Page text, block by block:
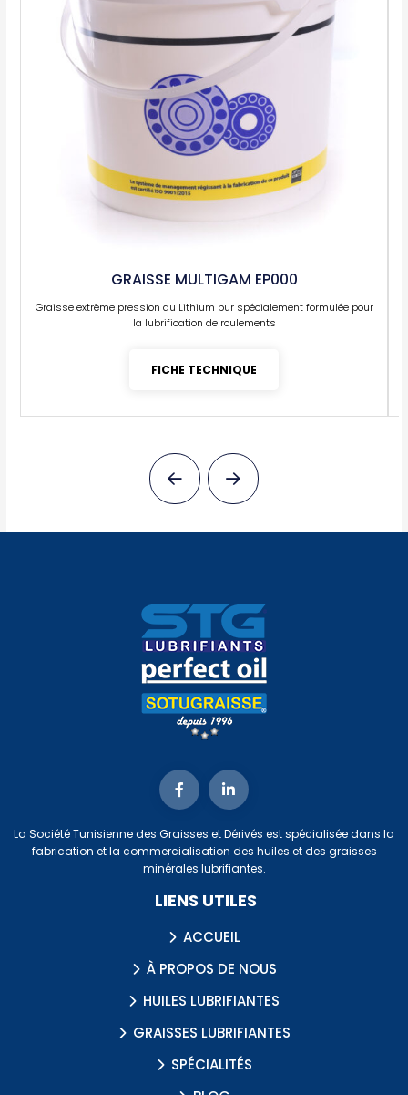
GRAISSE MULTIGAM EP000
Graisse extrême pression au Lithium pur spécialement formulée pour
la lubrification de roulements
FICHE TECHNIQUE
La Société Tunisienne des Graisses et Dérivés est spécialisée dans la
fabrication et la commercialisation des huiles et des graisses
minérales lubrifiantes.
LIENS UTILES
ACCUEIL
À PROPOS DE NOUS
HUILES LUBRIFIANTES
GRAISSES LUBRIFIANTES
SPÉCIALITÉS